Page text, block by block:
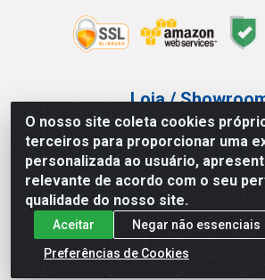
O nosso site coleta cookies
terceiros para proporcionar uma
personalizada ao usuário,
relevante de acordo com o seu
qualidade do nosso site.
Aceitar
Negar não essenciais
Preferências de Cookies
Loja /
Tel.: (11) 3227-0546
Av Vautier, 587/597 - Pari -
Atef Distribuidora LTDA - Av. Vautier,
Paulo/SP - CEP 03.032-000 - CNPJ